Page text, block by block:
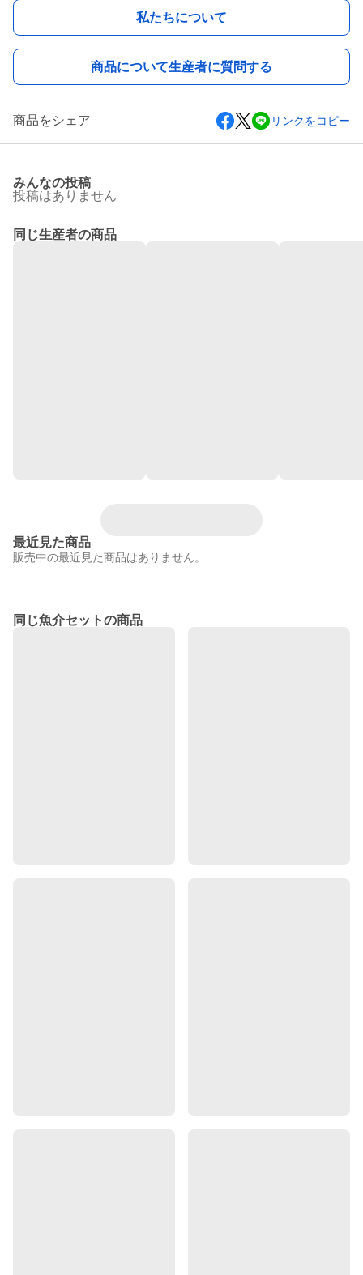
私たちについて
商品について生産者に質問する
商品をシェア リンクをコピー
みんなの投稿
投稿はありません
同じ生産者の商品
最近見た商品
販売中の最近見た商品はありません。
同じ魚介セットの商品